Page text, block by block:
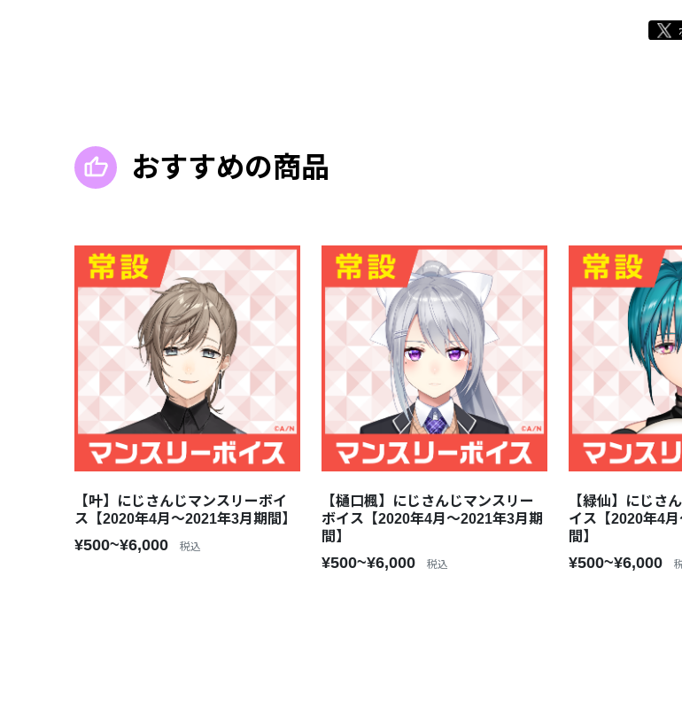
おすすめの商品
【叶】にじさんじマンスリーボイ
ス【2020年4月～2021年3月期間】
¥500~¥6,000 税込
【樋口楓】にじさんじマンスリー
ボイス【2020年4月～2021年3月期
間】
¥500~¥6,000 税込
【緑仙】にじさ
イス【2020年4
間】
¥500~¥6,000